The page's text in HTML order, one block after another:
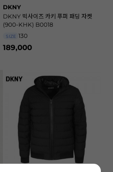
DKNY
DKNY 빅사이즈 카키 푸퍼 패딩 자켓
(900-KHK) B0018
SIZE 130
189,000